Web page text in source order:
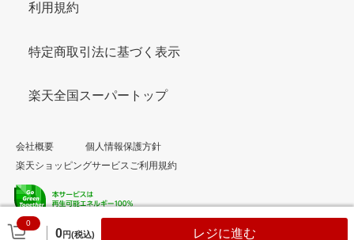
0
0円(税込) レジに進む
利用規約
特定商取引法に基づく表示
楽天全国スーパートップ
会社概要
個人情報保護方針
楽天ショッピングサービスご利用規約
© Rakuten Group, Inc.